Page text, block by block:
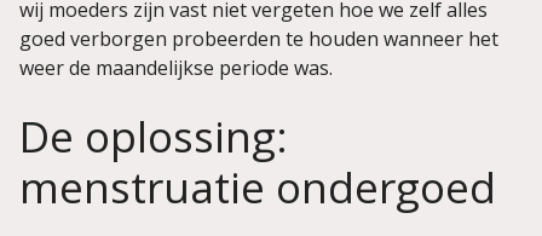
wij moeders zijn vast niet vergeten hoe we zelf alles
goed verborgen probeerden te houden wanneer het
weer de maandelijkse periode was.
De oplossing:
menstruatie ondergoed